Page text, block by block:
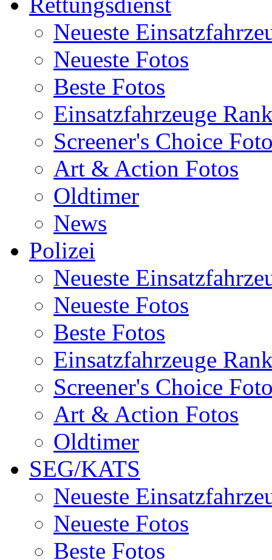
Neueste
Neueste Fotos
Beste Fotos
Einsatzfahrzeuge
Screener's Choice
Art & Action Fotos
Oldtimer
News
Polizei
Neueste
Neueste Fotos
Beste Fotos
Einsatzfahrzeuge
Screener's Choice
Art & Action Fotos
Oldtimer
SEG/KATS
Neueste
Neueste Fotos
Beste Fotos